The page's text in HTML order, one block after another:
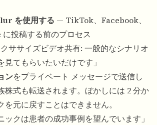
を使用する — TikTok、Facebook、
投稿する前のプロセス
ササイズビデオ共有: 一般的なシナリオ
見てもらいたいだけです」
ンをプライベート メッセージで送信し
株式も転送されます。ぼかしには 2 分か
元に戻すことはできません。
ックは患者の成功事例を望んでいます」